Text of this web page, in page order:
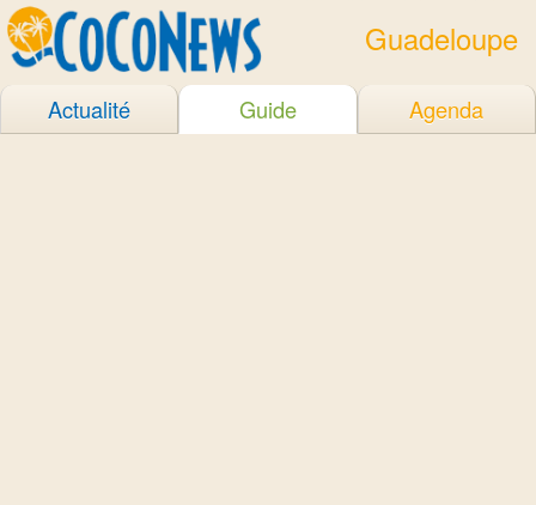
Guadeloupe
Actualité Guide Agenda